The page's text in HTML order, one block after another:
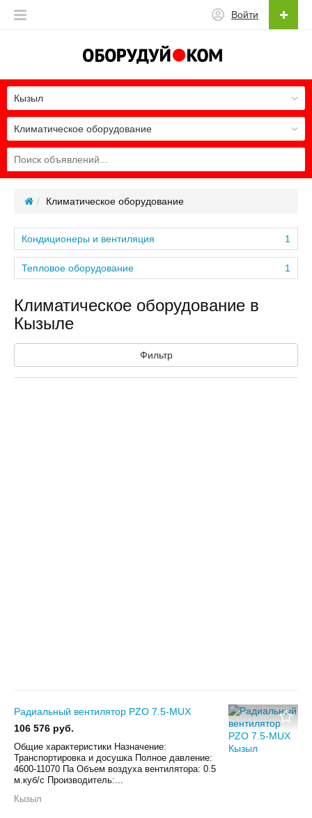
Войти
Климатическое оборудование
Кызыл
Климатическое оборудование
1
Кондиционеры и вентиляция
1
Тепловое оборудование
Климатическое оборудование в
Кызыле
Фильтр
Радиальный вентилятор PZO 7.5-MUX
106 576 руб.
Общие характеристики Назначение:
Транспортировка и досушка Полное давление:
4600-11070 Па Объем воздуха вентилятора: 0.5
м.куб/с Производитель:...
Кызыл